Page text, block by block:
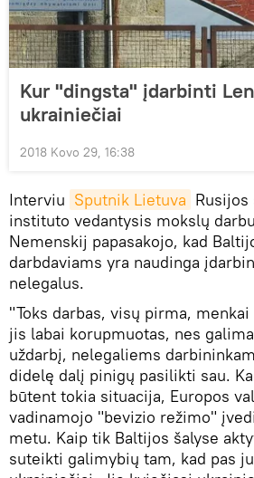
Kur "dingsta" įdarbinti
ukrainiečiai
2018 Kovo 29, 16:38
Interviu Sputnik Lietuva
instituto vedantysis mokslų
Nemenskij papasakojo, kad
darbdaviams yra naudinga
nelegalus.
"Toks darbas, visų pirma,
jis labai korupmuotas, nes
uždarbį, nelegaliems
didelę dalį pinigų pasilikti sau.
būtent tokia situacija, Europos
vadinamojo "bevizio režimo"
metu. Kaip tik Baltijos šalyse
suteikti galimybių tam, kad pas